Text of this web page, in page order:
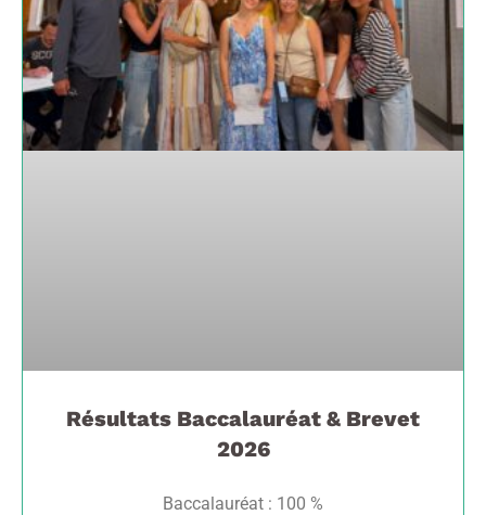
Résultats Baccalauréat & Brevet
2026
Baccalauréat : 100 %